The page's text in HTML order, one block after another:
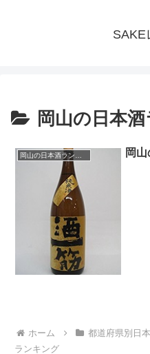
SAKE
岡山の日本
岡
ホーム 都道府県別日
ランキング